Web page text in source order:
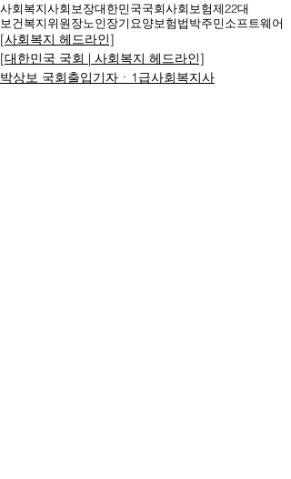
사회복지사회보장대한민국국회사회보험제22대
보건복지위원장노인장기요양보험법박주민소프트웨어
[사회복지 헤드라인]
[대한민국 국회 | 사회복지 헤드라인]
박상보 국회출입기자ㆍ1급사회복지사